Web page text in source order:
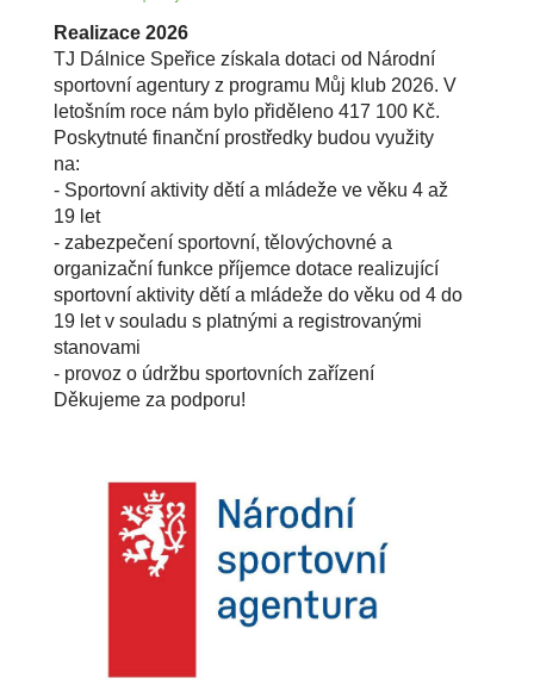
Realizace 2026
TJ Dálnice Speřice získala dotaci od Národní
sportovní agentury z programu Můj klub 2026. V
letošním roce nám bylo přiděleno 417 100 Kč.
Poskytnuté finanční prostředky budou využity
na:
- Sportovní aktivity dětí a mládeže ve věku 4 až
19 let
- zabezpečení sportovní, tělovýchovné a
organizační funkce příjemce dotace realizující
sportovní aktivity dětí a mládeže do věku od 4 do
19 let v souladu s platnými a registrovanými
stanovami
- provoz o údržbu sportovních zařízení
Děkujeme za podporu!